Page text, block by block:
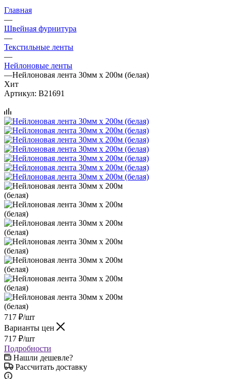
Главная
—
Швейная фурнитура
—
Текстильные ленты
—
Нейлоновые ленты
—Нейлоновая лента 30мм х 200м (белая)
Хит
Артикул: B21691
717 ₽/шт
Варианты цен
717 ₽/шт
Подробности
Нашли дешевле?
Рассчитать доставку